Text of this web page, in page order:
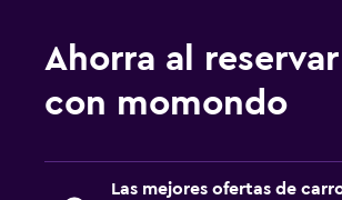
Ahorra al
con momondo
Las mejores ofertas de